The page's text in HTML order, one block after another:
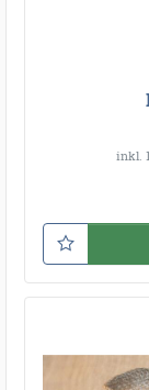
inkl.